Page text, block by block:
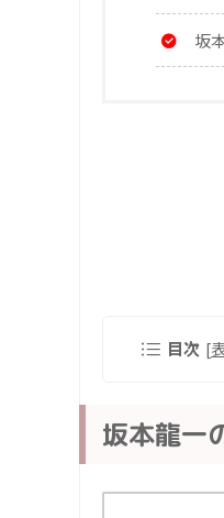
坂
目次 [
坂本龍一